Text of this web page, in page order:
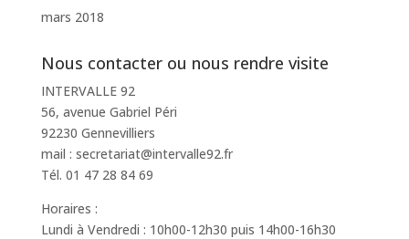
mars 2018
Nous contacter ou nous rendre visite
INTERVALLE 92
56, avenue Gabriel Péri
92230 Gennevilliers
mail : secretariat@intervalle92.fr
Tél. 01 47 28 84 69
Horaires :
Lundi à Vendredi : 10h00-12h30 puis 14h00-16h30